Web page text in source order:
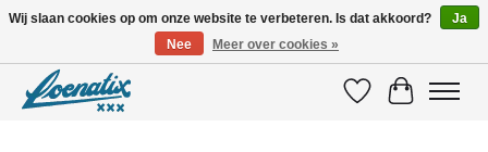
VerlanglijstWinkelwagen
Wij slaan cookies op om onze website te verbeteren. Is dat akkoord?
Ja
Nee
Meer over cookies »